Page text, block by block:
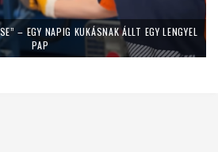
– EGY NAPIG KUKÁSNAK ÁLLT EGY LENGYEL
PAP